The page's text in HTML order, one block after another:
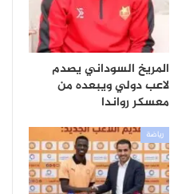
المريخ السوداني يصدم
لاعب دولي ويبعده من
معسكر رواندا
رياضة